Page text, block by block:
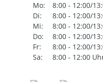
Mo:
8:00 - 12:00/
Di:
8:00 - 12:00/
Mi:
8:00 - 12:00/
Do:
8:00 - 12:00/
Fr:
8:00 - 12:00/
Sa:
8:00 - 12:00